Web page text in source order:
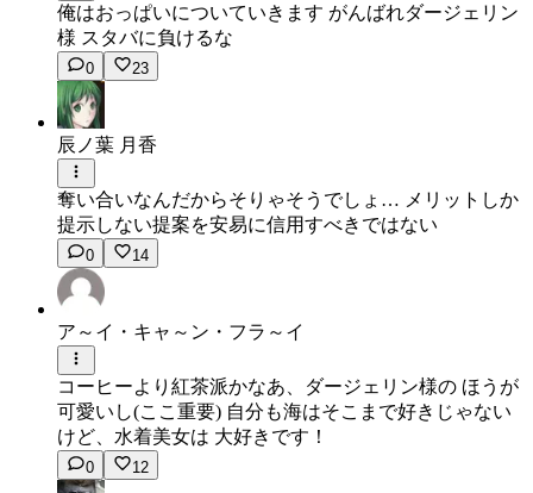
俺はおっぱいについていきます がんばれダージェリン
様 スタバに負けるな
0 23
辰ノ葉 月香
奪い合いなんだからそりゃそうでしょ… メリットしか
提示しない提案を安易に信用すべきではない
0 14
ア～イ・キャ～ン・フラ～イ
コーヒーより紅茶派かなあ、ダージェリン様の ほうが
可愛いし(ここ重要) 自分も海はそこまで好きじゃない
けど、水着美女は 大好きです！
0 12